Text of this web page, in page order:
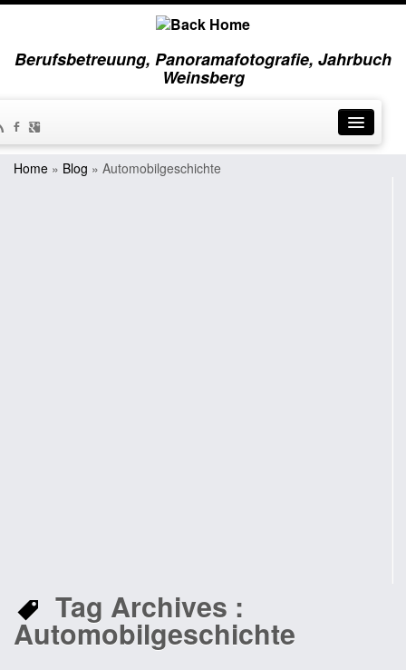
Berufsbetreuung, Panoramafotografie, Jahrbuch
Weinsberg
Home » Blog » Automobilgeschichte
Tag Archives :
Automobilgeschichte